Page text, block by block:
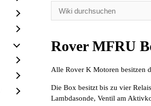
Rover MFRU
Alle Rover K Motoren besitzen
Die Box besitzt bis zu vier
Lambdasonde, Ventil am